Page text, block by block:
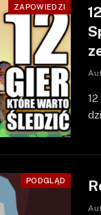
ZAPOWIEDZI
PODGLĄD